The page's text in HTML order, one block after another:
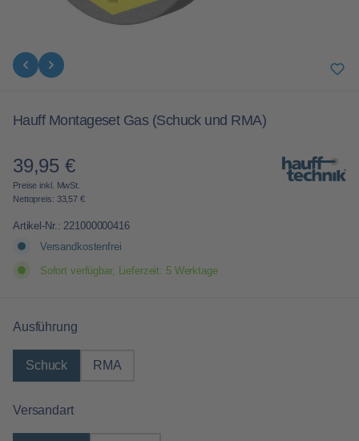
Hauff Montageset Gas (Schuck und RMA)
Regulärer Preis:
39,95 €
Preise inkl. MwSt.
Nettopreis: 33,57 €
Artikel-Nr.:221000000416
Versandkostenfrei
Sofort verfügbar, Lieferzeit: 5 Werktage
Ausführungauswählen
Schuck RMA
Versandartauswählen